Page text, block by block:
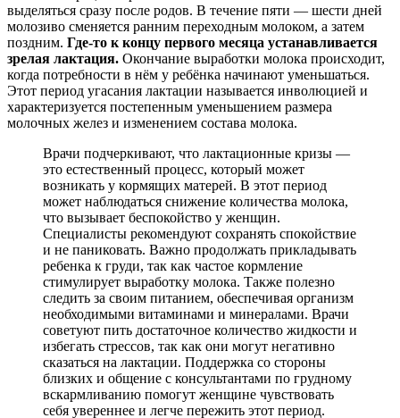
выделяться сразу после родов. В течение пяти — шести дней
молозиво сменяется ранним переходным молоком, а затем
поздним. Где-то к концу первого месяца устанавливается
зрелая лактация. Окончание выработки молока происходит,
когда потребности в нём у ребёнка начинают уменьшаться.
Этот период угасания лактации называется инволюцией и
характеризуется постепенным уменьшением размера
молочных желез и изменением состава молока.
Врачи подчеркивают, что лактационные кризы —
это естественный процесс, который может
возникать у кормящих матерей. В этот период
может наблюдаться снижение количества молока,
что вызывает беспокойство у женщин.
Специалисты рекомендуют сохранять спокойствие
и не паниковать. Важно продолжать прикладывать
ребенка к груди, так как частое кормление
стимулирует выработку молока. Также полезно
следить за своим питанием, обеспечивая организм
необходимыми витаминами и минералами. Врачи
советуют пить достаточное количество жидкости и
избегать стрессов, так как они могут негативно
сказаться на лактации. Поддержка со стороны
близких и общение с консультантами по грудному
вскармливанию помогут женщине чувствовать
себя увереннее и легче пережить этот период.